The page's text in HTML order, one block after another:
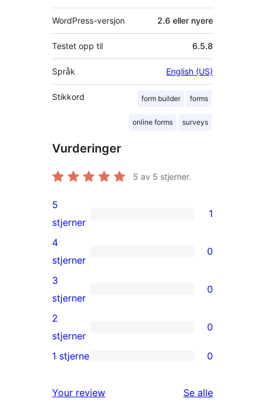
WordPress-versjon 2.6 eller nyere
Testet opp til 6.5.8
Språk English (US)
Stikkord form builder forms
online forms surveys
Vurderinger
5 av 5 stjerner.
1
5-
star
review
5
stjerner
1
0
4-
star
reviews
4
stjerner
0
0
3-
star
reviews
3
stjerner
0
0
2-
reviews
2
stjerner
0
star
1 stjerne 0
Your review Se alleomtalene